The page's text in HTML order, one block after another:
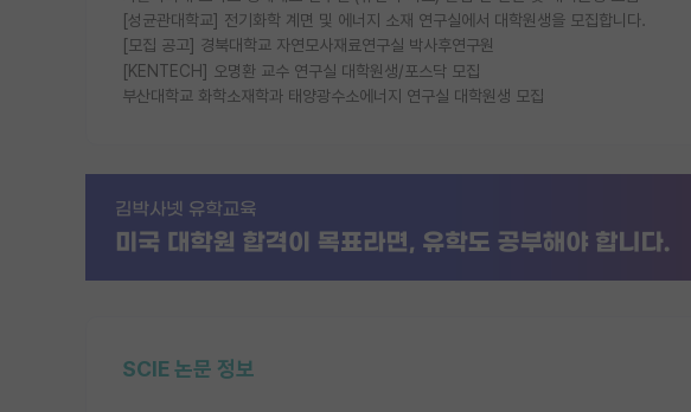
[성균관대학교] 전기화학 계면 및 에너지 소재 연구실에서 대학원생을 모집합니다.
[모집 공고] 경북대학교 자연모사재료연구실 박사후연구원
[KENTECH] 오명환 교수 연구실 대학원생/포스닥 모집
부산대학교 화학소재학과 태양광수소에너지 연구실 대학원생 모집
SCIE 논문 정보